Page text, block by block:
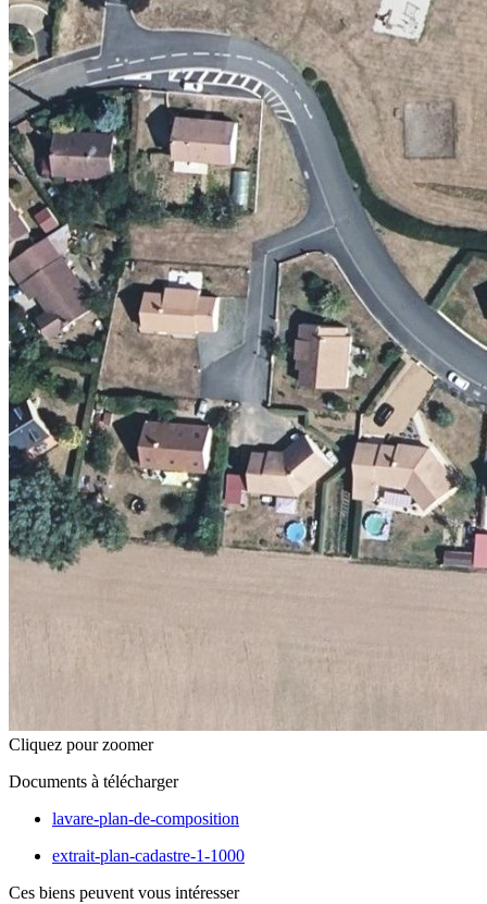
Cliquez pour zoomer
Documents à télécharger
lavare-plan-de-composition
extrait-plan-cadastre-1-1000
Ces biens peuvent vous intéresser